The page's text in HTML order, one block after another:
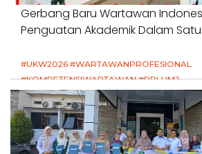
Gerbang Baru Wartawan
Penguatan Akademik Dalam
#UKW2026 #WARTAWANPROFESIONAL
#KOMPETENSIWARTAWAN #RPLUMJ
#PENDIDIKANWARTAWAN #SWINASIONAL
1 Agustus 2026